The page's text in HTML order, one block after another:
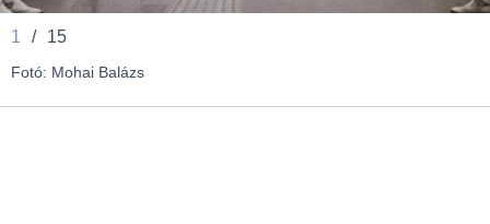
1 / 15
Fotó: Mohai Balázs